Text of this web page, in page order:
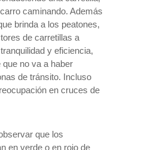
caminando. Además
brinda a los peatones,
de carretillas a
y eficiencia,
no va a haber
de tránsito. Incluso
en cruces de
que los
en verde o en rojo de